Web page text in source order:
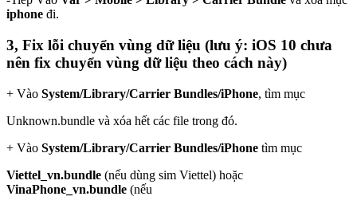
iphone đi.
3, Fix lỗi chuyển vùng dữ liệu (lưu ý: iOS 10 chưa
nên fix chuyển vùng dữ liệu theo cách này)
+ Vào System/Library/Carrier Bundles/iPhone, tìm mục
Unknown.bundle và xóa hết các file trong đó.
+ Vào System/Library/Carrier Bundles/iPhone tìm mục
Viettel_vn.bundle (nếu dùng sim Viettel) hoặc
VinaPhone_vn.bundle (nếu